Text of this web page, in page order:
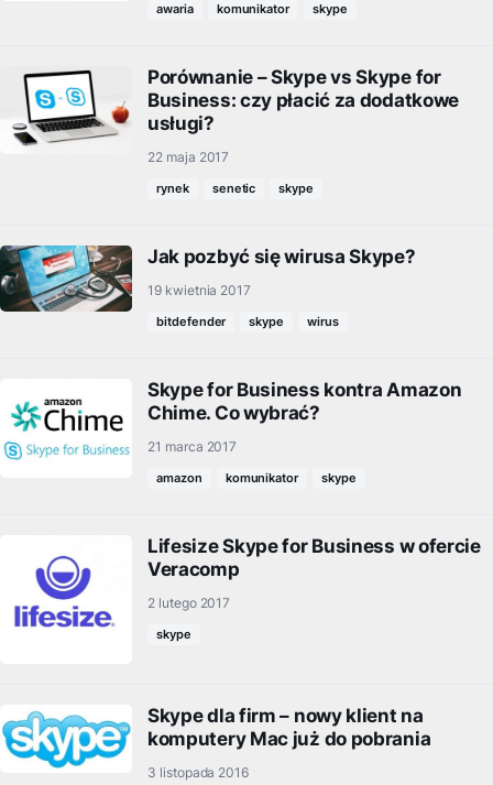
awaria komunikator skype
Porównanie – Skype vs Skype for
Business: czy płacić za dodatkowe
usługi?
22 maja 2017
rynek senetic skype
Jak pozbyć się wirusa Skype?
19 kwietnia 2017
bitdefender skype wirus
Skype for Business kontra Amazon
Chime. Co wybrać?
21 marca 2017
amazon komunikator skype
Lifesize Skype for Business w ofercie
Veracomp
2 lutego 2017
skype
Skype dla firm – nowy klient na
komputery Mac już do pobrania
3 listopada 2016